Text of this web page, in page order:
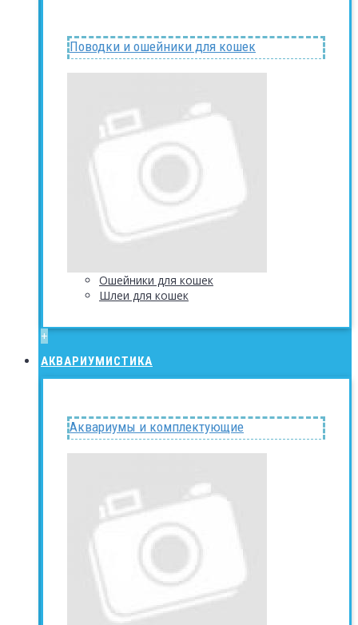
Поводки и ошейники для кошек
Ошейники для кошек
Шлеи для кошек
+
АКВАРИУМИСТИКА
Аквариумы и комплектующие